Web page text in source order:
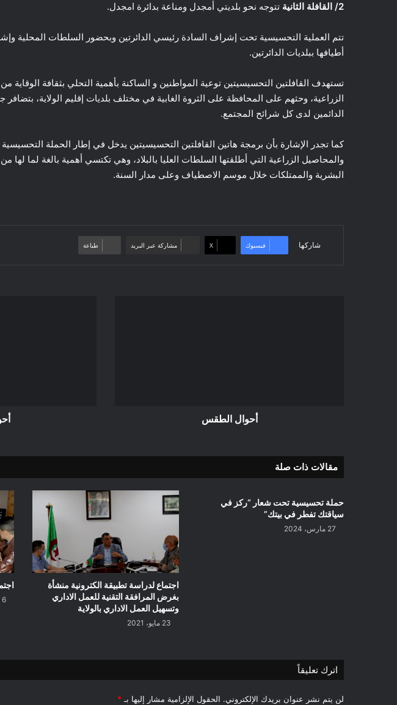
2/ القافلة الثانية تتوجه نحو بلديتي أمجدل ومناعة بدائرة امجدل.
تتم العملية التحسيسية تحت إشراف السادة رئيسي الدائرتين وبحضور السلطات المحلية
أطيافها ببلديات الدائرتين.
تستهدف القافلتين التحسيسيتين توعية المواطنين و الساكنة بأهمية التحلي بثقافة الوقاية
الزراعية، وحثهم على المحافظة على الثروة الغابية في مختلف بلديات إقليم الولاية،
الدائمين لدى كل شرائح المجتمع.
كما تجدر الإشارة بأن برمجة هاتين القافلتين التحسيسيتين يدخل في إطار الحملة التحسيسية
والمحاصيل الزراعية التي أطلقتها السلطات العليا بالبلاد، وهي تكتسي أهمية بالغة لما
البشرية والممتلكات خلال موسم الاصطياف وعلى مدار السنة.
شاركها فيسبوك ‫X مشاركة عبر البريد طباعة
أحوال الطقس
مقالات ذات صلة
حملة تحسيسية تحت شعار “ركز في
سياقتك تفطر في بيتك”
27 مارس، 2024
اجتماع لدراسة تطبيقة الكترونية منشأة
بغرض المرافقة التقنية للعمل الاداري
وتسهيل العمل الاداري بالولاية
23 مايو، 2021
6 مارس، 2023
اترك تعليقاً
لن يتم نشر عنوان بريدك الإلكتروني. الحقول الإلزامية مشار إليها بـ *